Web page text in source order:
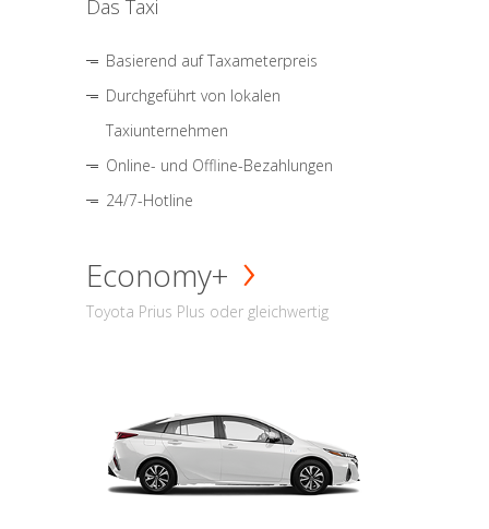
Das Taxi
Basierend auf Taxameterpreis
Durchgeführt von lokalen
Taxiunternehmen
Online- und Offline-Bezahlungen
24/7-Hotline
Economy+
Toyota Prius Plus oder gleichwertig